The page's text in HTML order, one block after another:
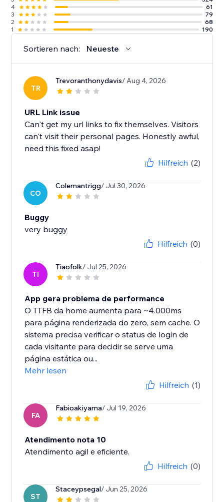
4
61
3
79
2
68
1
190
Sortieren nach: Neueste
TR
Trevoranthonydavis/ Aug 4, 2026
URL Link issue
Can't get my url links to fix themselves. Visitors
can't visit their personal pages. Honestly awful,
need this fixed asap!
Hilfreich (2)
CO
Colemantrigg/ Jul 30, 2026
Buggy
very buggy
Hilfreich (0)
TI
Tiaofolk/ Jul 25, 2026
App gera problema de performance
O TTFB da home aumenta para ~4.000ms
para página renderizada do zero, sem cache. O
sistema precisa verificar o status de login de
cada visitante para decidir se serve uma
página estática ou...
Mehr lesen
Hilfreich (1)
FA
Fabioakiyama/ Jul 19, 2026
Atendimento nota 10
Atendimento agil e eficiente.
Hilfreich (0)
ST
Staceypsegal/ Jun 25, 2026